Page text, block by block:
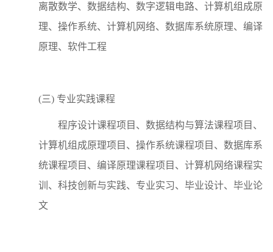
离散数学、数据结构、数字逻辑电路、计算机组成原
理、操作系统、计算机网络、数据库系统原理、编译
原理、软件工程
(三) 专业实践课程
程序设计课程项目、数据结构与算法课程项目、
计算机组成原理项目、操作系统课程项目、数据库系
统课程项目、编译原理课程项目、计算机网络课程实
训、科技创新与实践、专业实习、毕业设计、毕业论
文